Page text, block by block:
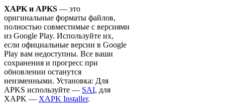
XAPK и APKS — это
оригинальные форматы файлов,
полностью совместимые с версиями
из Google Play. Используйте их,
если официальные версии в Google
Play вам недоступны. Все ваши
сохранения и прогресс при
обновлении останутся
неизменными. Установка: Для
APKS используйте — SAI, для
XAPK — XAPK Installer.